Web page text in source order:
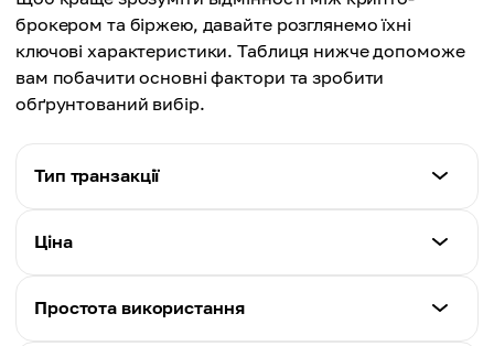
брокером та біржею, давайте розглянемо їхні
ключові характеристики. Таблиця нижче допоможе
вам побачити основні фактори та зробити
обґрунтований вибір.
Тип транзакції
Крипто-брокер
Криптобіржа
Ціна
Крипто-брокер
Простота використання